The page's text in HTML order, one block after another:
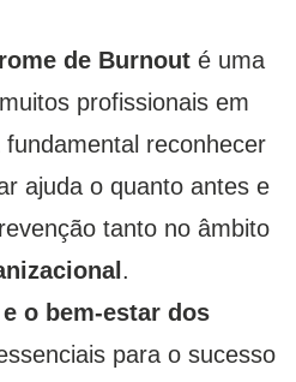
de Burnout é uma
profissionais em
reconhecer
ajuda o quanto antes e
tanto no âmbito
.
o bem-estar dos
para o sucesso